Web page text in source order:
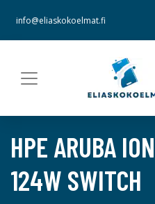
info@eliaskokoelmat.fi
HPE ARUBA
124W SWITCH